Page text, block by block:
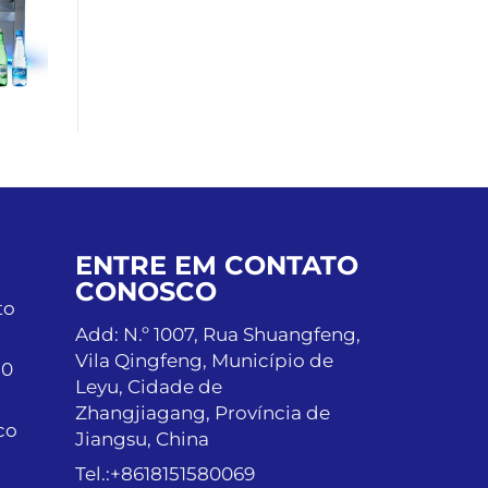
ENTRE EM CONTATO
CONOSCO
Add: N.º 1007, Rua Shuangfeng,
Vila Qingfeng, Município de
Leyu, Cidade de
Zhangjiagang, Província de
Jiangsu, China
Tel.:+8618151580069